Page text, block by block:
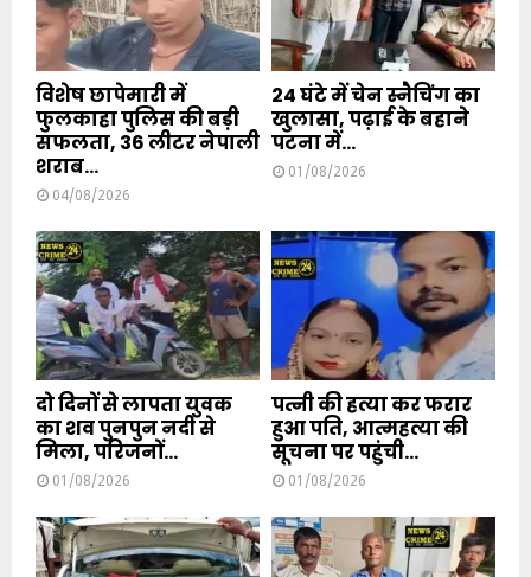
विशेष छापेमारी में
फुलकाहा पुलिस की बड़ी
सफलता, 36 लीटर नेपाली
शराब...
04/08/2026
24 घंटे में चेन स्नैचिंग का
खुलासा, पढ़ाई के बहाने
पटना में...
01/08/2026
दो दिनों से लापता युवक
का शव पुनपुन नदी से
मिला, परिजनों...
01/08/2026
पत्नी की हत्या कर फरार
हुआ पति, आत्महत्या की
सूचना पर पहुंची...
01/08/2026